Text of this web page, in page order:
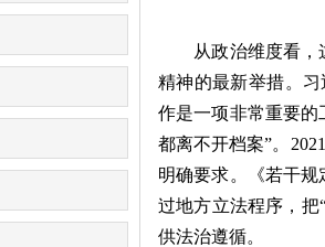
从政治维度看，这
精神的最新举措。
作是一项非常重要的
都离不开档案”。
明确要求。《若干
过地方立法程序，把
供法治遵循。